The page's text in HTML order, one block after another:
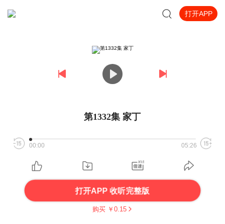
打开APP
第1332集 家丁
00:00 05:26
打开APP 收听完整版
购买 ￥ 0.15